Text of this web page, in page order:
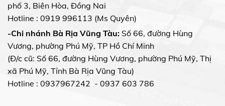
phố 3, Biên Hòa, Đồng Nai
Hotline : 0919 996113 (Ms Quyên)
-Chi nhánh Bà Rịa Vũng Tàu: Số 66, đường Hùng
Vương, phường Phú Mỹ, TP Hồ Chí Minh
(Đ/c cũ: Số 66, đường Hùng Vương, phường Phú Mỹ, Thị
xã Phú Mỹ, Tỉnh Bà Rịa Vũng Tàu)
Hotline : 0937967242 - 0937 603 786